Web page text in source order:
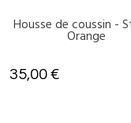
DISPONIBLE
Housse de coussin -
Orange
35,00 €